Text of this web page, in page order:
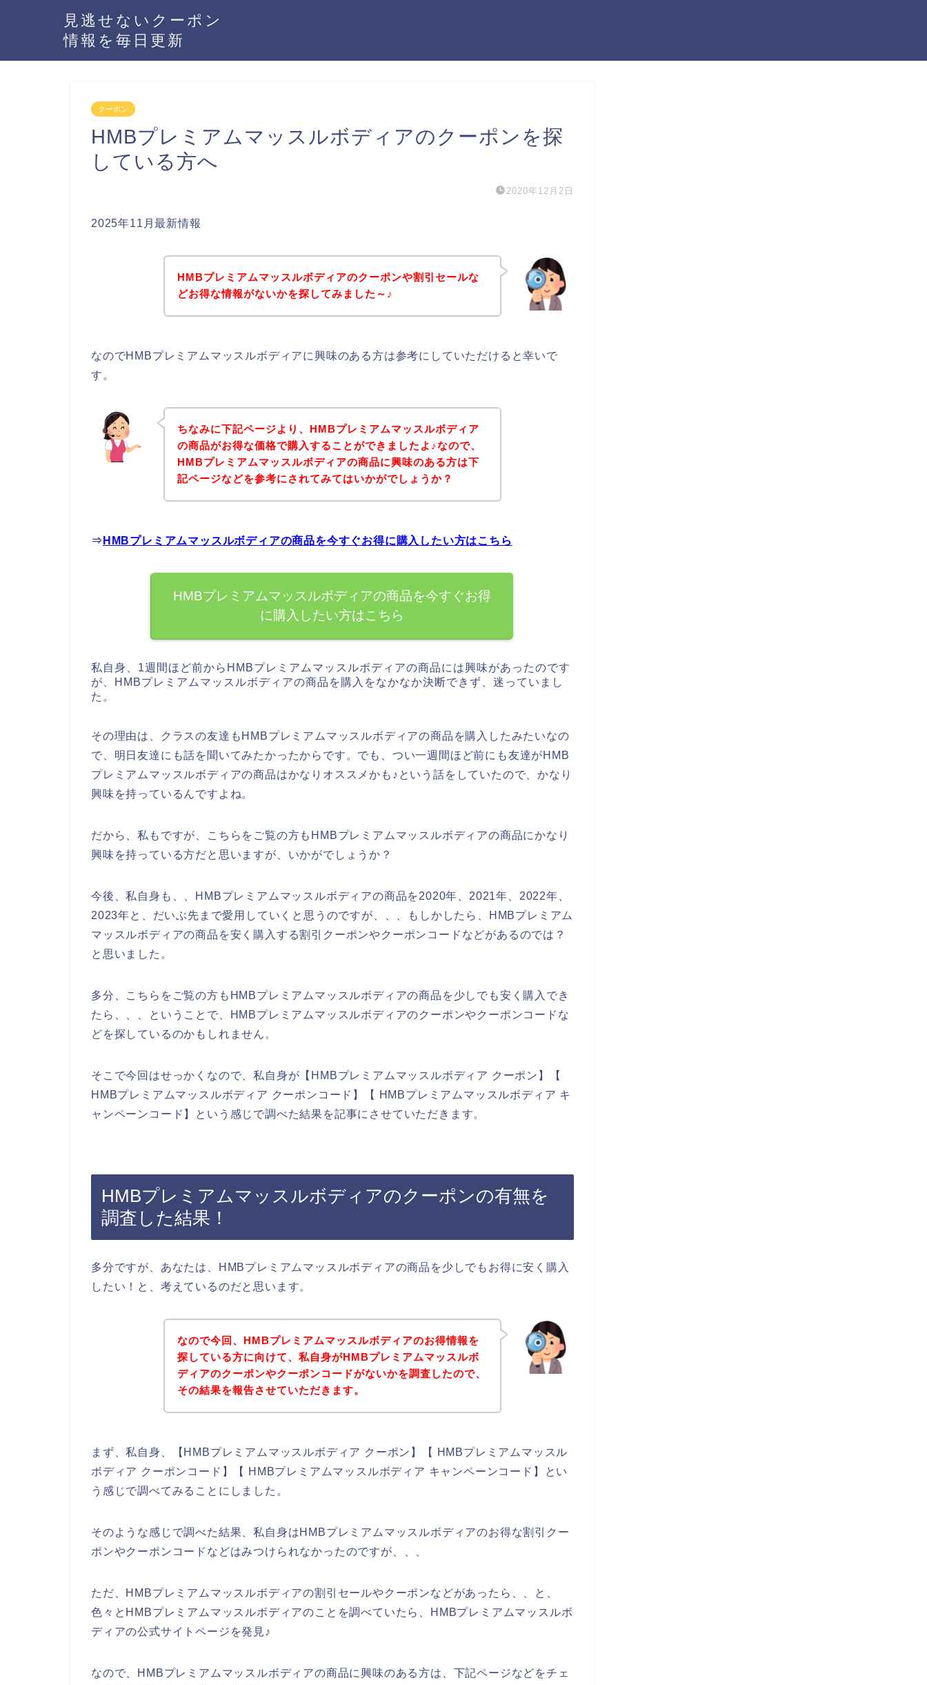
見逃せないクーポン
情報を毎日更新
クーポン
HMBプレミアムマッスルボディアのクーポンを探
している方へ
2020年12月2日
2025年11月最新情報
HMBプレミアムマッスルボディアのクーポンや割引セールな
どお得な情報がないかを探してみました～♪
なのでHMBプレミアムマッスルボディアに興味のある方は参考にしていただけると幸いで
す。
ちなみに下記ページより、HMBプレミアムマッスルボディア
の商品がお得な価格で購入することができましたよ♪なので、
HMBプレミアムマッスルボディアの商品に興味のある方は下
記ページなどを参考にされてみてはいかがでしょうか？
⇒ HMBプレミアムマッスルボディアの商品を今すぐお得に購入したい方はこちら
HMBプレミアムマッスルボディアの商品を今すぐお得
に購入したい方はこちら
私自身、1週間ほど前からHMBプレミアムマッスルボディアの商品には興味があったのです
が、HMBプレミアムマッスルボディアの商品を購入をなかなか決断できず、迷っていまし
た。
その理由は、クラスの友達もHMBプレミアムマッスルボディアの商品を購入したみたいなの
で、明日友達にも話を聞いてみたかったからです。でも、つい一週間ほど前にも友達がHMB
プレミアムマッスルボディアの商品はかなりオススメかも♪という話をしていたので、かなり
興味を持っているんですよね。
だから、私もですが、こちらをご覧の方もHMBプレミアムマッスルボディアの商品にかなり
興味を持っている方だと思いますが、いかがでしょうか？
今後、私自身も、、HMBプレミアムマッスルボディアの商品を2020年、2021年、2022年、
2023年と、だいぶ先まで愛用していくと思うのですが、、、もしかしたら、HMBプレミアム
マッスルボディアの商品を安く購入する割引クーポンやクーポンコードなどがあるのでは？
と思いました。
多分、こちらをご覧の方もHMBプレミアムマッスルボディアの商品を少しでも安く購入でき
たら、、、ということで、HMBプレミアムマッスルボディアのクーポンやクーポンコードな
どを探しているのかもしれません。
そこで今回はせっかくなので、私自身が【HMBプレミアムマッスルボディア クーポン】【
HMBプレミアムマッスルボディア クーポンコード】【 HMBプレミアムマッスルボディア キ
ャンペーンコード】という感じで調べた結果を記事にさせていただきます。
HMBプレミアムマッスルボディアのクーポンの有無を
調査した結果！
多分ですが、あなたは、HMBプレミアムマッスルボディアの商品を少しでもお得に安く購入
したい！と、考えているのだと思います。
なので今回、HMBプレミアムマッスルボディアのお得情報を
探している方に向けて、私自身がHMBプレミアムマッスルボ
ディアのクーポンやクーポンコードがないかを調査したので、
その結果を報告させていただきます。
まず、私自身、【HMBプレミアムマッスルボディア クーポン】【 HMBプレミアムマッスル
ボディア クーポンコード】【 HMBプレミアムマッスルボディア キャンペーンコード】とい
う感じで調べてみることにしました。
そのような感じで調べた結果、私自身はHMBプレミアムマッスルボディアのお得な割引クー
ポンやクーポンコードなどはみつけられなかったのですが、、、
ただ、HMBプレミアムマッスルボディアの割引セールやクーポンなどがあったら、、と、
色々とHMBプレミアムマッスルボディアのことを調べていたら、HMBプレミアムマッスルボ
ディアの公式サイトページを発見♪
なので、HMBプレミアムマッスルボディアの商品に興味のある方は、下記ページなどをチェ